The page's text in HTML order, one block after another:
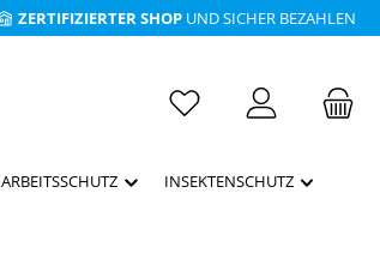
ZERTIFIZIERTER SHOP UND SICHER BEZAHLEN
ARBEITSSCHUTZ INSEKTENSCHUTZ